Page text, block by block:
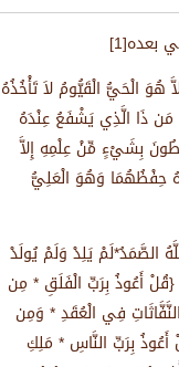
بعده[1]
هُوَ الْحَيُّ الْقَيُّومُ لاَ تَأْخُذُهُ
ذَا الَّذِي يَشْفَعُ عِنْدَهُ
بِشَيْءٍ مِّنْ عِلْمِهِ إِلاَّ
حِفْظُهُمَا وَهُوَ الْعَلِيُّ
الصَّمَدُ*لَمْ يَلِدْ وَلَمْ يُولَدْ
{قُلْ أَعُوذُ بِرَبِّ الْفَلَقِ * مِن
فِي الْعُقَدِ * وَمِن
بِرَبِّ النَّاسِ * مَلِكِ